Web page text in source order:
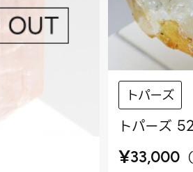
トパーズ
トパーズ
¥33,000 （